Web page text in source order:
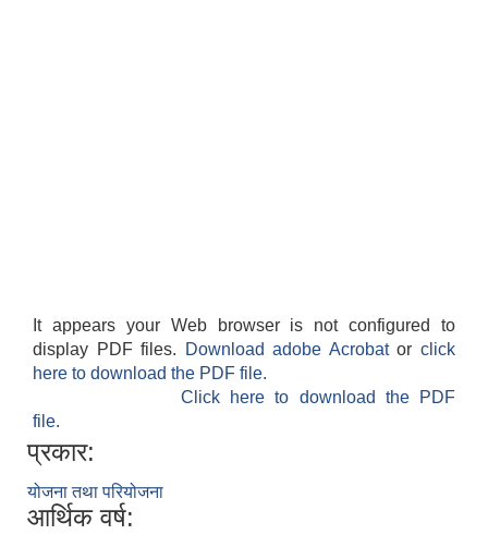
It appears your Web browser is not configured to
display PDF files.
Download adobe Acrobatorclick
here to download the PDF file.
Click here to download the PDF
file.
प्रकार:
योजना तथा परियोजना
आर्थिक वर्ष: